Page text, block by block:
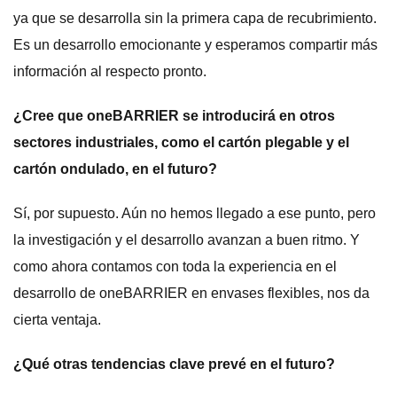
ya que se desarrolla sin la primera capa de recubrimiento.
Es un desarrollo emocionante y esperamos compartir más
información al respecto pronto.
¿Cree que oneBARRIER se introducirá en otros
sectores industriales, como el cartón plegable y el
cartón ondulado, en el futuro?
Sí, por supuesto. Aún no hemos llegado a ese punto, pero
la investigación y el desarrollo avanzan a buen ritmo. Y
como ahora contamos con toda la experiencia en el
desarrollo de oneBARRIER en envases flexibles, nos da
cierta ventaja.
¿Qué otras tendencias clave prevé en el futuro?